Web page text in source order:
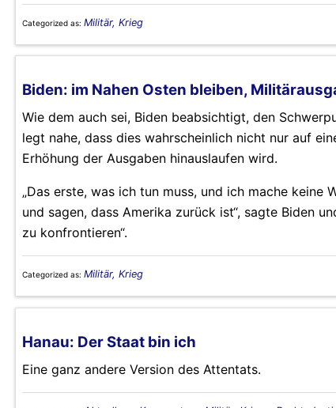
Categorized as: Militär, Krieg
Biden: im Nahen Osten bleiben,
Wie dem auch sei, Biden beabsichtigt, den
legt nahe, dass dies wahrscheinlich nicht nur auf
Erhöhung der Ausgaben hinauslaufen wird.
„Das erste, was ich tun muss, und ich mache
und sagen, dass Amerika zurück ist“, sagte Biden
zu konfrontieren“.
Categorized as: Militär, Krieg
Hanau: Der Staat bin ich
Eine ganz andere Version des Attentats.